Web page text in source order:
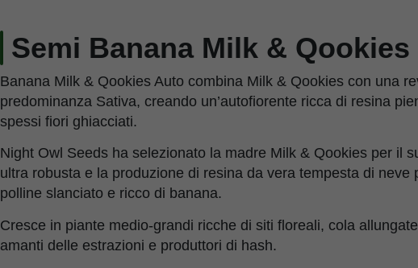
Semi Banana Milk & Qookies
Banana Milk & Qookies Auto combina Milk & Qookies con una
predominanza Sativa, creando un’autofiorente ricca di resina
spessi fiori ghiacciati.
Night Owl Seeds ha selezionato la madre Milk & Qookies per il
ultra robusta e la produzione di resina da vera tempesta di neve
polline slanciato e ricco di banana.
Cresce in piante medio-grandi ricche di siti floreali, cola
amanti delle estrazioni e produttori di hash.